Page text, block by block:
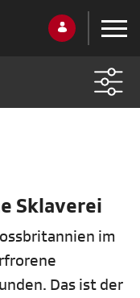
Sklaverei
im
Das ist der